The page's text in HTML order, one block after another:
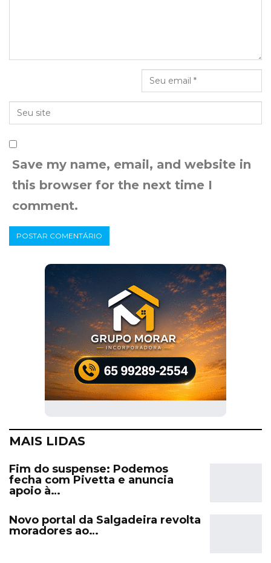
Save my name, email, and website in
this browser for the next time I
comment.
MAIS LIDAS
Fim do suspense: Podemos
fecha com Pivetta e anuncia
apoio à…
Novo portal da Salgadeira revolta
moradores ao…